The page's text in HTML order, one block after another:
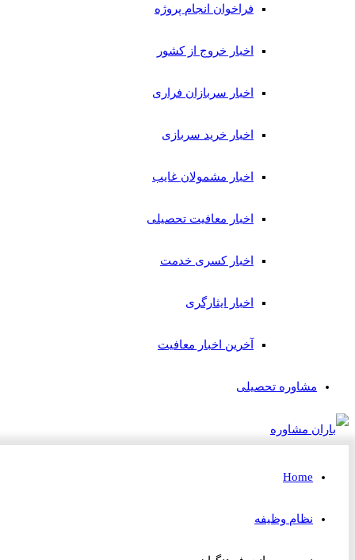
فراخوان انجام پروژه
اخبار خروج از کشور
اخبار سربازان فراری
اخبار خرید سربازی
اخبار مشمولان غایب
اخبار معافیت تحصیلی
اخبار کسری خدمت
اخبار ایثارگری
آخرین اخبار معافیت
مشاوره تحصیلی
Home
نظام وظیفه